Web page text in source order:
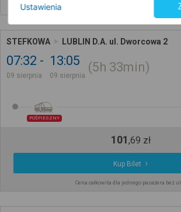
STEFKOWA LUBLIN D.A. ul. Dworcowa 2
07:32
09 sierpnia
13:05
09 sierpnia
5h 33min
POŚPIESZNY
101,69 zł
Kup Bilet
Cena całkowita dla jednego pasażera bez
Ustawienia